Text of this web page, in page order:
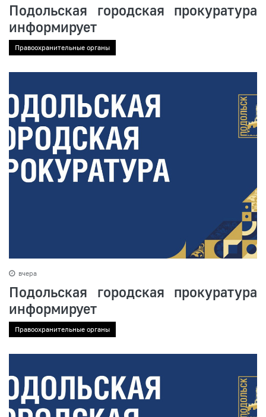
Подольская городская прокуратура
информирует
Правоохранительные органы
вчера
Подольская городская прокуратура
информирует
Правоохранительные органы